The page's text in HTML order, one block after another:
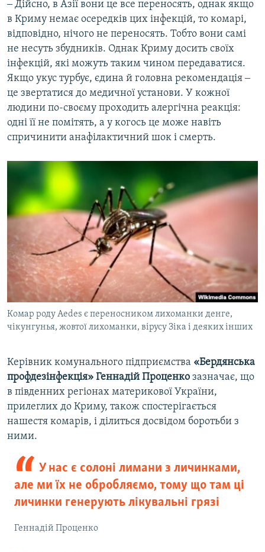
‒ Дійсно, в Азії вони це все переносять, однак якщо
в Криму немає осередків цих інфекцій, то комарі,
відповідно, нічого не переносять. Тобто вони самі
не несуть збудників. Однак Криму досить своїх
інфекцій, які можуть таким чином передаватися.
Якщо укус турбує, єдина й головна рекомендація ‒
це звертатися до медичної установи. У кожної
людини по-своєму проходить алергічна реакція:
одні її не помітять, а у когось це може навіть
спричинити анафілактичний шок і смерть.
Комар роду Aedes є переносником лихоманки денге,
чікунгунья, жовтої лихоманки, вірусу Зіка і деяких інших
Керівник комунального підприємства «Бердянська
профдезінфекція» Геннадій Проценко зазначає, що
в південних регіонах материкової України,
прилеглих до Криму, також спостерігається
нашестя комарів, і ділиться досвідом боротьби з
ними.
У нас є солоні лимани з личинками,
але ми їх не обробляємо, тому що там ці
личинки генерують лікувальні грязі
Геннадій Проценко